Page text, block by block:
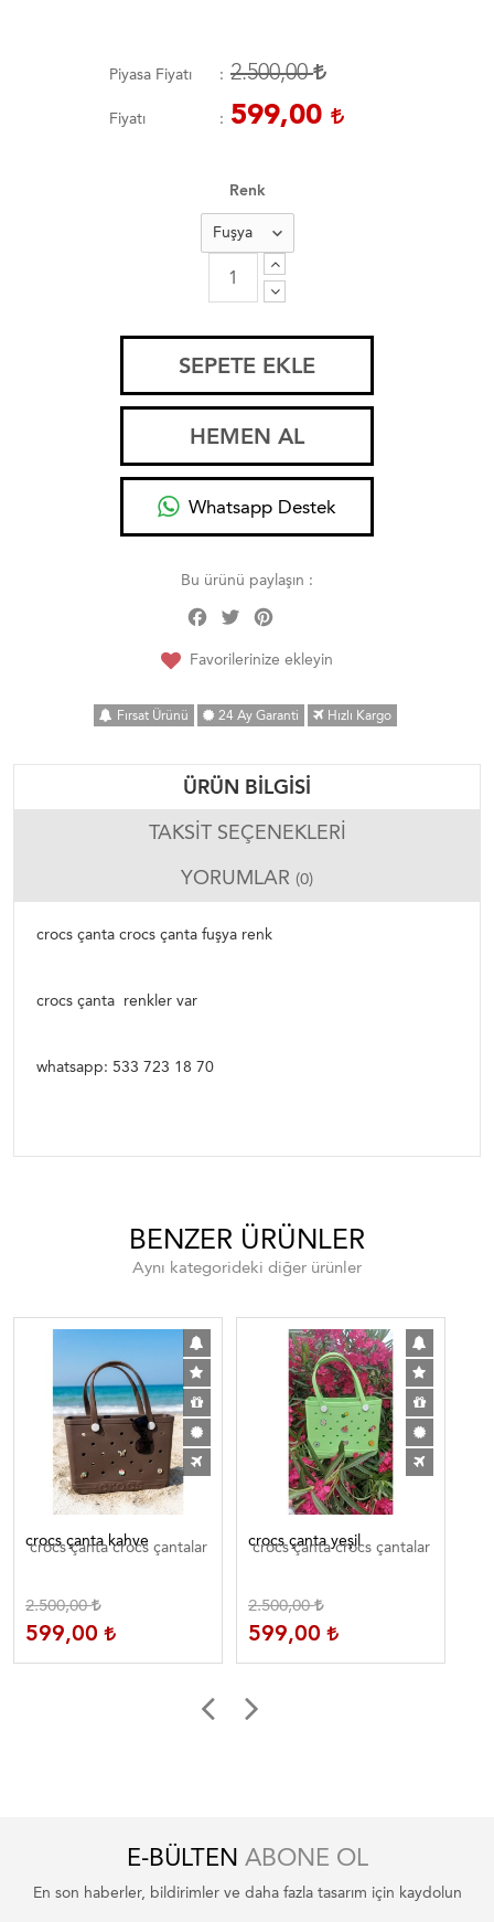
Piyasa Fiyatı 2.500,00
Fiyatı 599,00
Renk
SEPETE EKLE
HEMEN AL
Whatsapp Destek
Bu ürünü paylaşın :
Facebook
Twitter
Favorilerinize ekleyin
Fırsat Ürünü 24 Ay Garanti Hızlı Kargo
ÜRÜN BILGISI
TAKSIT SEÇENEKLERI
YORUMLAR (0)
crocs çanta crocs çanta fuşya renk
crocs çanta renkler var
whatsapp: 533 723 18 70
BENZER ÜRÜNLER
Aynı kategorideki diğer ürünler
crocs çanta kahve
crocs çanta crocs çantalar
2.500,00
599,00
crocs çanta yeşil
crocs çanta crocs çantalar
2.500,00
599,00
E-BÜLTEN ABONE OL
En son haberler, bildirimler ve daha fazla tasarım için kaydolun